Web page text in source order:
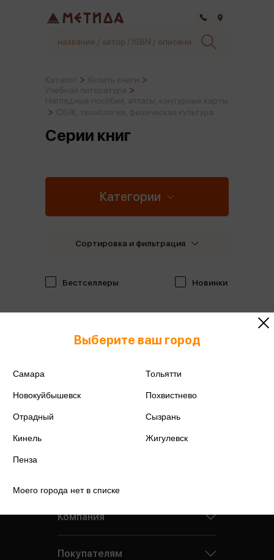
Серии книг
Категории
Бестселлеры Новинки
Сортировка и фильтрация
Выберите ваш город
Самара Тольятти
Новокуйбышевск Похвистнево
Отрадный Сызрань
Кинель Жигулевск
Пенза
Моего города нет в списке
Компания
Покупателям